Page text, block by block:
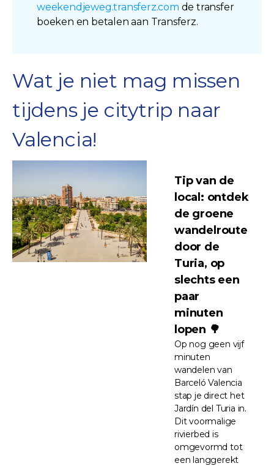
weekendjeweg.transferz.com de transfer
boeken en betalen aan Transferz.
Wat je niet mag missen
tijdens je citytrip naar
Valencia!
Tip van de
local: ontdek
de groene
wandelroute
door de
Turia, op
slechts een
paar
minuten
lopen 🌳
Op nog geen vijf
minuten
wandelen van
Barceló Valencia
stap je direct het
Jardín del Turia in.
Dit voormalige
rivierbed is
omgevormd tot
een langgerekt